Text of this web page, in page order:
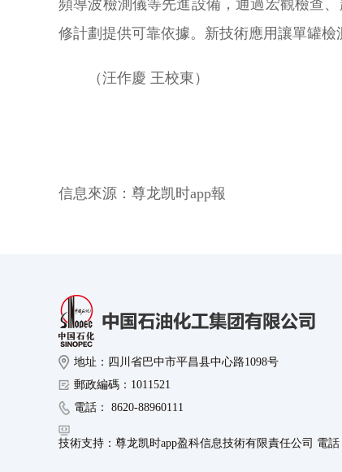
頻導波檢測儀等先進設備，通過宏觀檢查
修計劃提供可靠依據。新技術應用讓單罐檢
（汪作慶 王校東）
信息來源： 尊龙凯时app報
地址：四川省巴中市平昌县中心路1098号
郵政編碼：1011521
電話： 8620-88960111
技術支持：尊龙凯时app盈科信息技術有限責任公司 電話